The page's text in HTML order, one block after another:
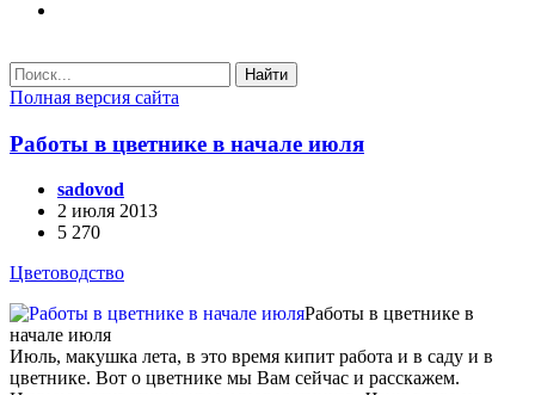
Найти
Полная версия сайта
Работы в цветнике в начале июля
sadovod
2 июля 2013
5 270
Цветоводство
Работы в цветнике в
начале июля
Июль, макушка лета, в это время кипит работа и в саду и в
цветнике. Вот о цветнике мы Вам сейчас и расскажем.